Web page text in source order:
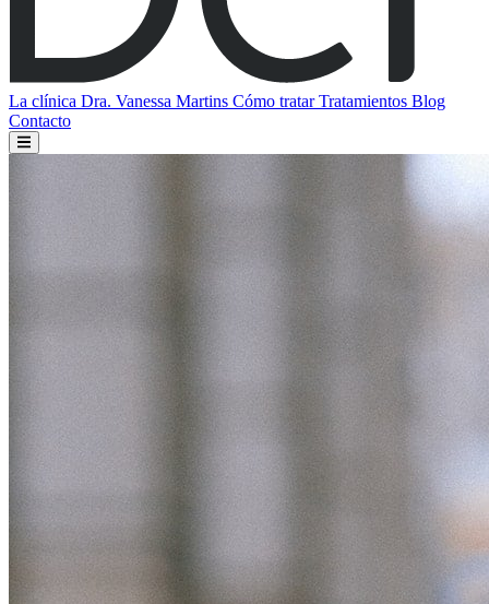
La clínica Dra. Vanessa Martins Cómo tratarTratamientos Blog
Contacto